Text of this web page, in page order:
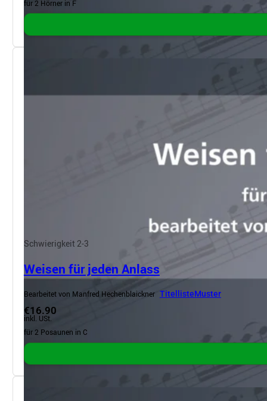
für 2 Hörner in F
Schwierigkeit 2-3
Weisen für jeden Anlass
Bearbeitet von Manfred Hechenblaickner TitellisteMuster
€16.90
inkl. USt.
für 2 Posaunen in C